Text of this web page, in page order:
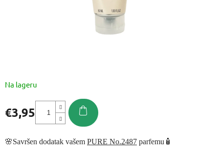
€3,95
Na lageru
🌸Savršen dodatak vašem PURE No.2487 parfemu🧴